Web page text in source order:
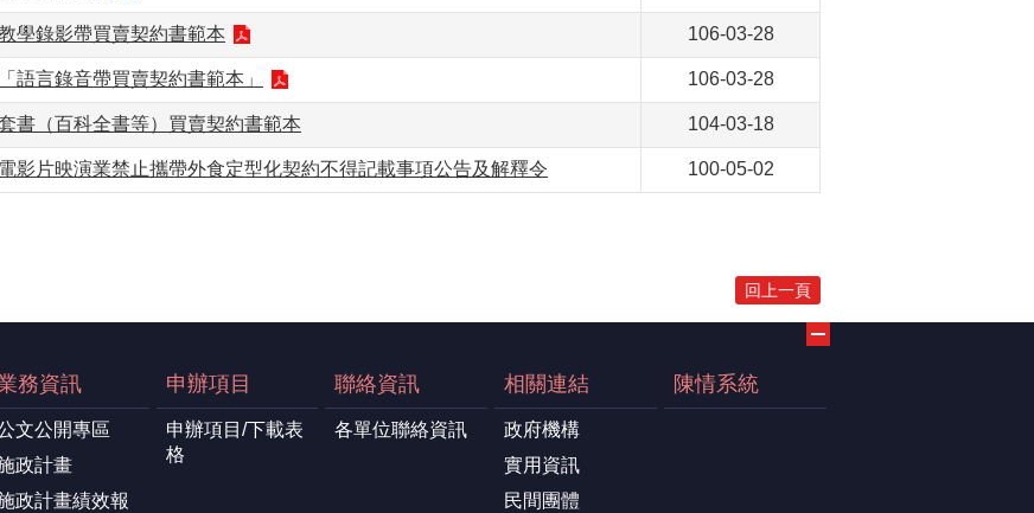
學錄影帶買賣契約書範本 106-03-28
「語言錄音帶買賣契約書範本」 106-03-28
書（百科全書等）買賣契約書範本 104-03-18
電影片映演業禁止攜帶外食定型化契約不得記載事項公告及解釋令 100-05-02
回上一頁
務資訊
文公開專區
政計畫
政計畫績效報
申辦項目
申辦項目/下載表
格
聯絡資訊
各單位聯絡資訊
相關連結
政府機構
實用資訊
民間團體
陳情系統